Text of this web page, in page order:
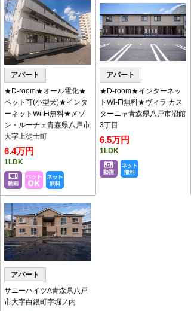
ーナー様、八代産業までご連絡下さい。
新型コロナウイルス
感染拡大防止対策に
ついて
1.ご来店時には、原則マス
ク着用をお願いします。
2.入店時には必ず「指・
手」の消毒をお願いしま
す。 店内に消毒液を用意
いたしています。
3.お客様の体調等の告知アンケートにご記入く
ださい。
4.接客カウンターには、飛沫感染防止のためパ
ーテーションを設置いたしております。
パーテーション越しの対応となります。
アパート
★D-room★オール電化★
ペット可(小型犬)★インタ
ーネットWi-Fi無料★メゾ
ン・ルーチェ青森県八戸市
大字上徒士町
6.4万円
1LDK
アパート
★D-room★インターネッ
トWi-Fi無料★ヴィラ カス
ターニャ青森県八戸市沼館
3丁目
6.5万円
1LDK
アパート
サニーハイツA青森県八戸
市大字白銀町字堀ノ内